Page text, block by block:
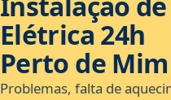
Elétrica 24h
Perto de Mim
Problemas, falta de